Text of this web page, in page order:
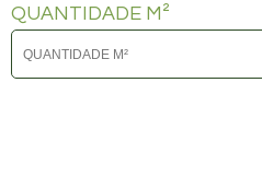
QUANTIDADE M²